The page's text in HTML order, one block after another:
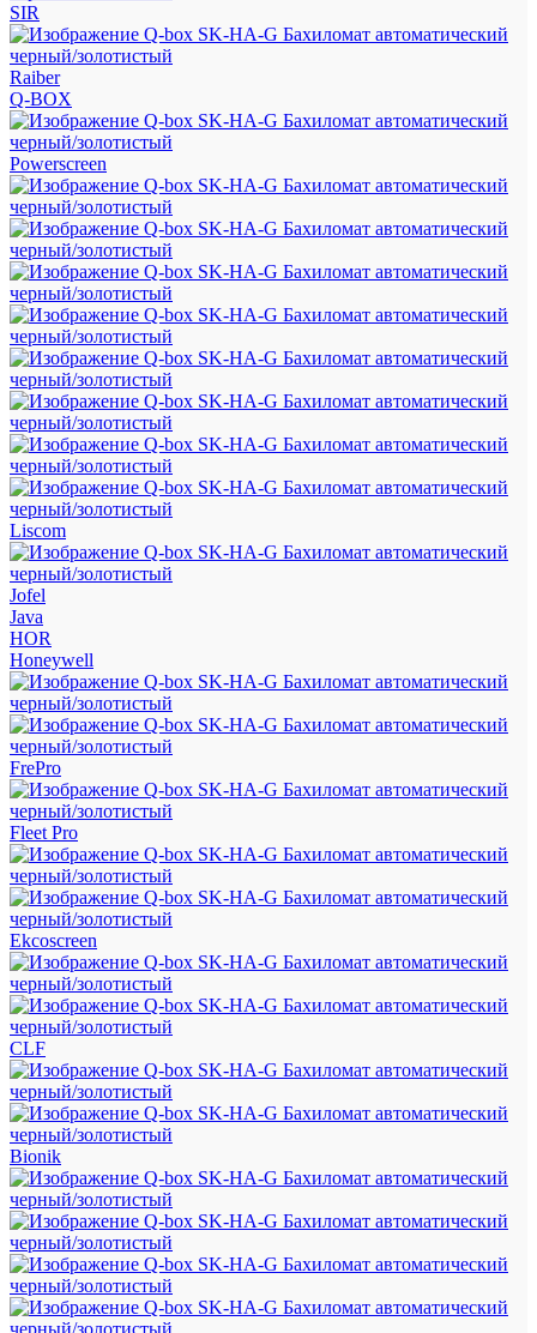
SIR
Raiber
Q-BOX
Powerscreen
Liscom
Jofel
Java
HOR
Honeywell
FrePro
Fleet Pro
Ekcoscreen
CLF
Bionik